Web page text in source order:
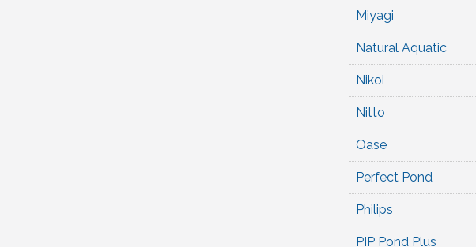
Miyagi
Natural Aquatic
Nikoi
Nitto
Oase
Perfect Pond
Philips
PIP Pond Plus